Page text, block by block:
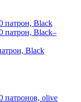
–
Black